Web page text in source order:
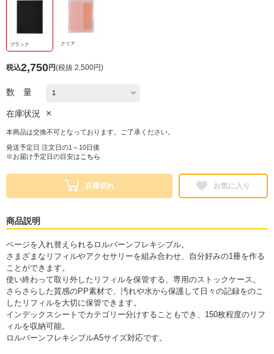
ブラック クリア
税込2,750円(税抜 2,500円)
数 量
在庫状況 ×
本商品は交換不可となっております。ご了承ください。
発送予定日 注文日の1～10日後
※お届け予定日の目安は こちら
在庫切れ お気に入り
商品説明
ページを入れ替えられるロルバーンフレキシブル。
さまざまなリフィルやアクセサリーを組み合わせ、自分好みの1冊を作る
ことができます。
使い終わって取り外したリフィルを保管する、専用のストックケース。
さらさらした質感のPP素材で、汚れや水から保護して日々の記録をのこ
したリフィルを大切に保管できます。
インデックスシートでカテゴリー分けすることもでき、150枚程度のリフ
ィルを収納可能。
ロルバーンフレキシブルA5サイズ対応です。